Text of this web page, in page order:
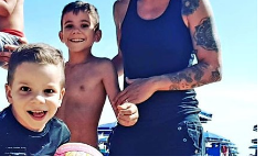
READ MORE